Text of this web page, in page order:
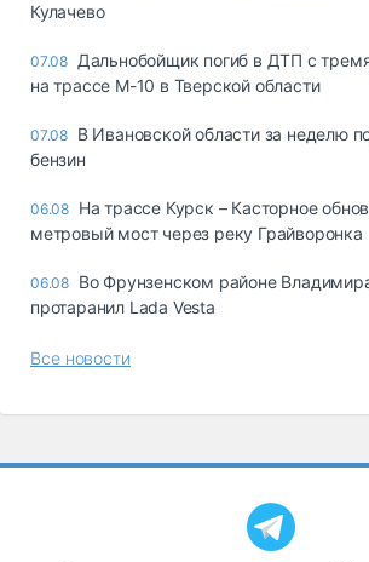
Кулачево
07.08 Дальнобойщик погиб в ДТП с
на трассе М-10 в Тверской области
07.08 В Ивановской области за неделю
бензин
06.08 На трассе Курск – Касторное
метровый мост через реку Грайворонка
06.08 Во Фрунзенском районе
протаранил Lada Vesta
Все новости